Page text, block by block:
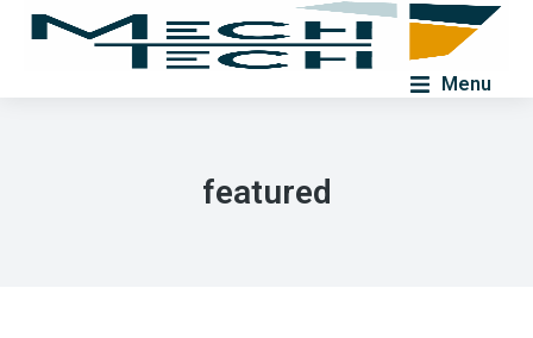
Menu
featured